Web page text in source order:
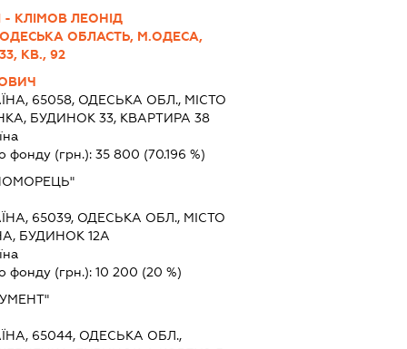
- КЛІМОВ ЛЕОНІД
ОБЛАСТЬ, М.ОДЕСА,
КВ., 92
65058, ОДЕСЬКА ОБЛ., МІСТО
БУДИНОК 33, КВАРТИРА 38
фонду (грн.): 35 800 (70.196 %)
65039, ОДЕСЬКА ОБЛ., МІСТО
БУДИНОК 12А
фонду (грн.): 10 200 (20 %)
65044, ОДЕСЬКА ОБЛ.,